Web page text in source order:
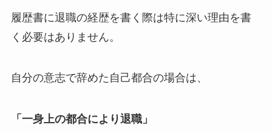
履歴書に退職の経歴を書く際は特に深い理由を書
く必要はありません。
自分の意志で辞めた自己都合の場合は、
「一身上の都合により退職」